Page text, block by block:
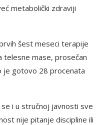
metabolički zdraviji
šest meseci terapije
telesne mase, prosečan
je gotovo 28 procenata
i u stručnoj javnosti sve
nije pitanje discipline ili